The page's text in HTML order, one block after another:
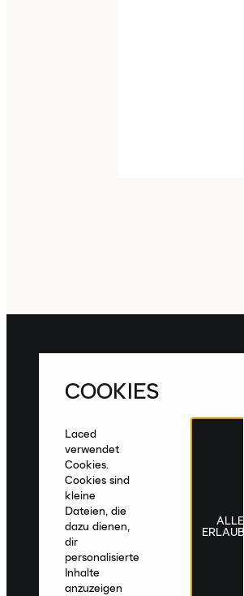
Melde dich für die
Veröffentlichungen an
Melde dich für den Laced
Veröffentlichungen,
zugeschnittene
COOKIES
Laced
verwendet
Cookies.
Cookies sind
kleine
Dateien, die
dazu dienen,
dir
personalisierte
Inhalte
anzuzeigen
ALLE